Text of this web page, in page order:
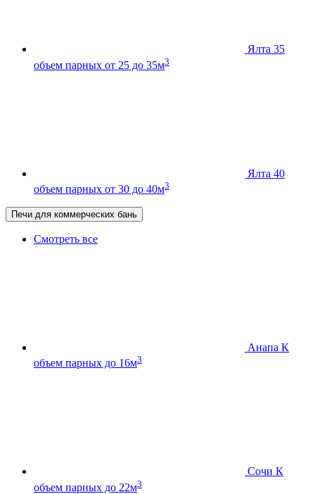
Ялта 35
объем парных от 25 до 35м3
Ялта 40
объем парных от 30 до 40м3
Печи для коммерческих бань
Смотреть все
Анапа К
объем парных до 16м3
Сочи К
объем парных до 22м3